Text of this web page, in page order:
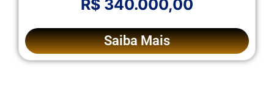
R$ 340.000,00
Saiba Mais